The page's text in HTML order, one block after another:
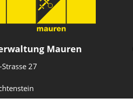
Mauren
27